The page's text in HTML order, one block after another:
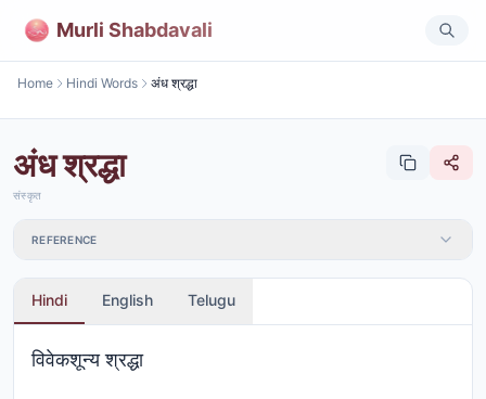
Murli Shabdavali
Home Hindi Words अंध श्रद्धा
अंध श्रद्धा
संस्कृत
REFERENCE
Hindi English Telugu
विवेकशून्य श्रद्धा